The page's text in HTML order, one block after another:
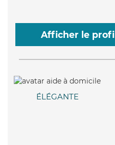
Afficher le profil
ÉLÉGANTE